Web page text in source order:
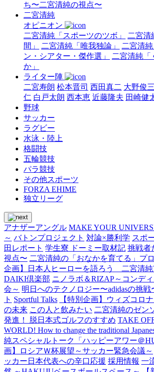
ち〜二宮清純の視点〜
二宮清純
オピニオン
二宮清純「スポーツのツボ」
二宮清
間」
二宮清純「唯我独論」
二宮清
ン・シアター・傑作選」
二宮清純「
か」
ライター陣
二宮寿朗 松本晋司 西田真二 大野俊三
仁 白戸太朗 西本恵 近藤隆夫 田崎健
野球
サッカー
ラグビー
水泳・陸上
格闘技
五輪競技
パラ競技
その他スポーツ
FORZA EHIME
独立リーグ
アナザーアングル MAKE YOUR
～ バトンプロジェクト 対論×勝利学 スポ
田レポート 学生寮 ドーミー取材記 挑戦者
視点〜 二宮清純の「おなかを育てる」プ
企画】日本人ヒーローを語ろう 二宮清純
DAIKI倶楽部 ニノラボ＆RIZAP～コンデ
会～ 明日へのテクノロジー〜adidasの挑戦
ト Sportful Talks
【特別企画】ウィズコロ
の未来 この人と飲みたい 二宮清純のゼン
発進！ 脱日本式ゴルフのすすめ TAKE
WORLD! How to change the traditional
純スペシャルトーク「ハッピーアワー＠
画】ロシアＷ杯展望～サッカー緊急会議～
ッカー日本代表への辛口応援 採用情報 一